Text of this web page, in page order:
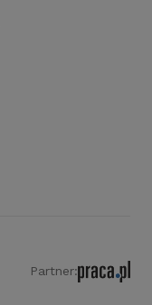
Partner: